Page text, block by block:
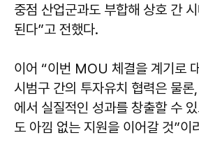
중점 산업군과도 부합해 상호 간
된다”고 전했다.
이어 “이번 MOU 체결을 계기로
시범구 간의 투자유치 협력은 물
에서 실질적인 성과를 창출할 수
도 아낌 없는 지원을 이어갈 것”이